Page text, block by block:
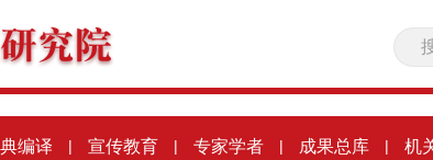
编译 | 宣传教育 | 专家学者 | 成果总库 | 机